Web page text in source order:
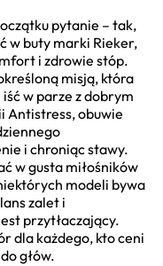
pytanie – tak,
w buty marki Rieker,
i zdrowie stóp.
misją, która
w parze z dobrym
Antistress, obuwie
i chroniąc stawy.
w gusta miłośników
modeli bywa
zalet i
przytłaczający.
dla każdego, kto ceni
głów.